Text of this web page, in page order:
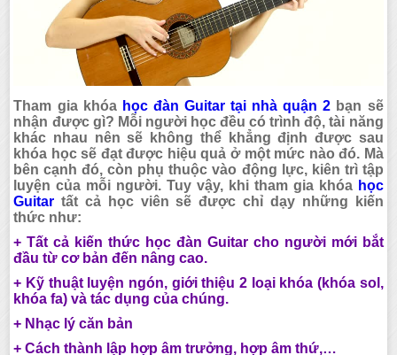
Tham gia khóa học đàn Guitar tại nhà quận 2 bạn sẽ
nhận được gì? Mỗi người học đều có trình độ, tài năng
khác nhau nên sẽ không thể khẳng định được sau
khóa học sẽ đạt được hiệu quả ở một mức nào đó. Mà
bên cạnh đó, còn phụ thuộc vào động lực, kiên trì tập
luyện của mỗi người. Tuy vậy, khi tham gia khóa học
Guitar tất cả học viên sẽ được chỉ dạy những kiến
thức như:
+ Tất cả kiến thức học đàn Guitar cho người mới bắt
đầu từ cơ bản đến nâng cao.
+ Kỹ thuật luyện ngón, giới thiệu 2 loại khóa (khóa sol,
khóa fa) và tác dụng của chúng.
+ Nhạc lý căn bản
+ Cách thành lập hợp âm trưởng, hợp âm thứ,…